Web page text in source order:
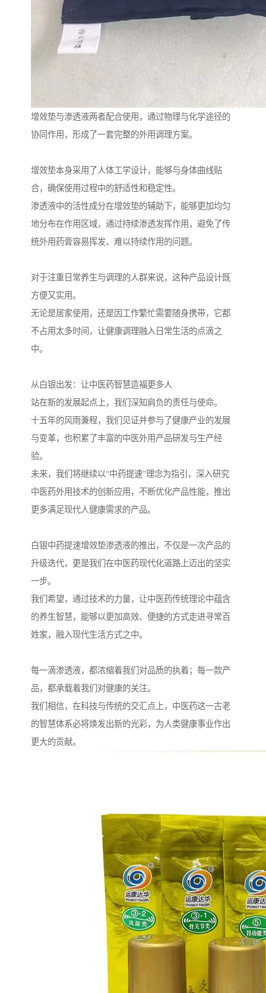
增效垫与渗透液两者配合使用，通过物理与化学途径的
协同作用，形成了一套完整的外用调理方案。
增效垫本身采用了人体工学设计，能够与身体曲线贴
合，确保使用过程中的舒适性和稳定性。
渗透液中的活性成分在增效垫的辅助下，能够更加均匀
地分布在作用区域，通过持续渗透发挥作用，避免了传
统外用药膏容易挥发、难以持续作用的问题。
对于注重日常养生与调理的人群来说，这种产品设计既
方便又实用。
无论是居家使用，还是因工作繁忙需要随身携带，它都
不占用太多时间，让健康调理融入日常生活的点滴之
中。
从白银出发：让中医药智慧造福更多人
站在新的发展起点上，我们深知肩负的责任与使命。
十五年的风雨兼程，我们见证并参与了健康产业的发展
与变革，也积累了丰富的中医外用产品研发与生产经
验。
未来，我们将继续以“中药提速”理念为指引，深入研究
中医药外用技术的创新应用，不断优化产品性能，推出
更多满足现代人健康需求的产品。
白银中药提速增效垫渗透液的推出，不仅是一次产品的
升级迭代，更是我们在中医药现代化道路上迈出的坚实
一步。
我们希望，通过技术的力量，让中医药传统理论中蕴含
的养生智慧，能够以更加高效、便捷的方式走进寻常百
姓家，融入现代生活方式之中。
每一滴渗透液，都浓缩着我们对品质的执着；每一款产
品，都承载着我们对健康的关注。
我们相信，在科技与传统的交汇点上，中医药这一古老
的智慧体系必将焕发出新的光彩，为人类健康事业作出
更大的贡献。